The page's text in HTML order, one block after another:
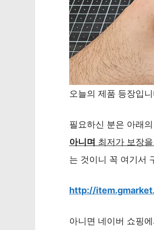
오늘의 제품 등장입
필요하신 분은 아래
아니며 최저가 보장
는 것이니 꼭 여기서
http://
아니면 네이버 쇼핑에